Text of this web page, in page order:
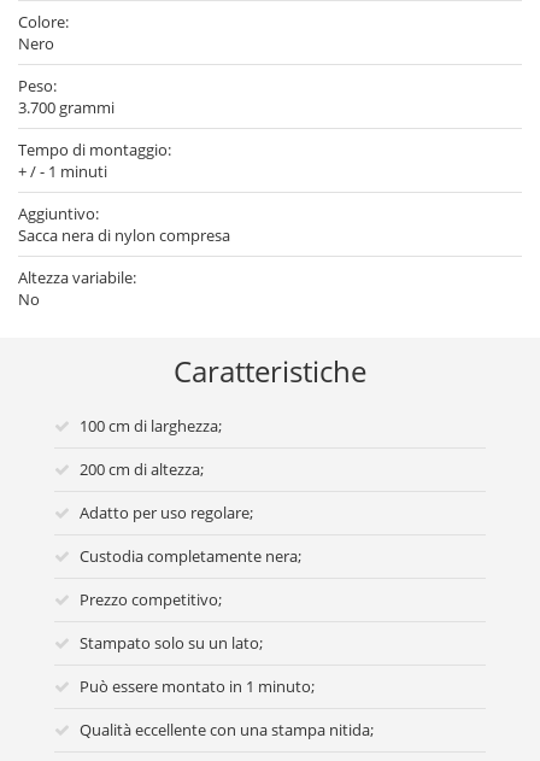
Colore:
Nero
Peso:
3.700 grammi
Tempo di montaggio:
+ / - 1 minuti
Aggiuntivo:
Sacca nera di nylon compresa
Altezza variabile:
No
Caratteristiche
100 cm di larghezza;
200 cm di altezza;
Adatto per uso regolare;
Custodia completamente nera;
Prezzo competitivo;
Stampato solo su un lato;
Può essere montato in 1 minuto;
Qualità eccellente con una stampa nitida;